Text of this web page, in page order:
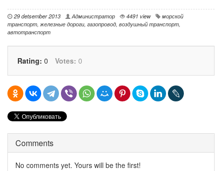
29 detsember 2013 Администратор 4491 view
морской
транспорт,железные дороги, газопровод, воздушный транспорт,
автотранспорт
Rating: 0 Votes: 0
Comments
No comments yet. Yours will be the first!